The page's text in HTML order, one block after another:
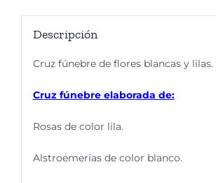
Descripción
Cruz fúnebre de flores blancas y lilas.
Cruz fúnebre elaborada de:
Rosas de color lila.
Alstroemerias de color blanco.